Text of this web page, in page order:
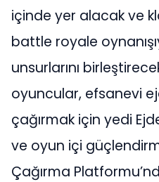
içinde yer alacak ve
battle royale
unsurlarını
oyuncular, efsanevi
çağırmak için yedi
ve oyun içi
Çağırma